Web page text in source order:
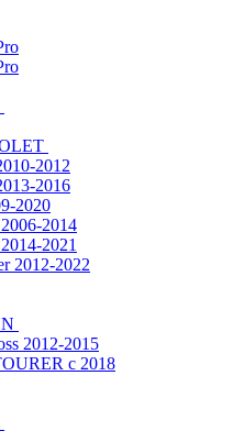
2012
2016
2020
2014
2021
2012-2022
2012-2015
с 2018